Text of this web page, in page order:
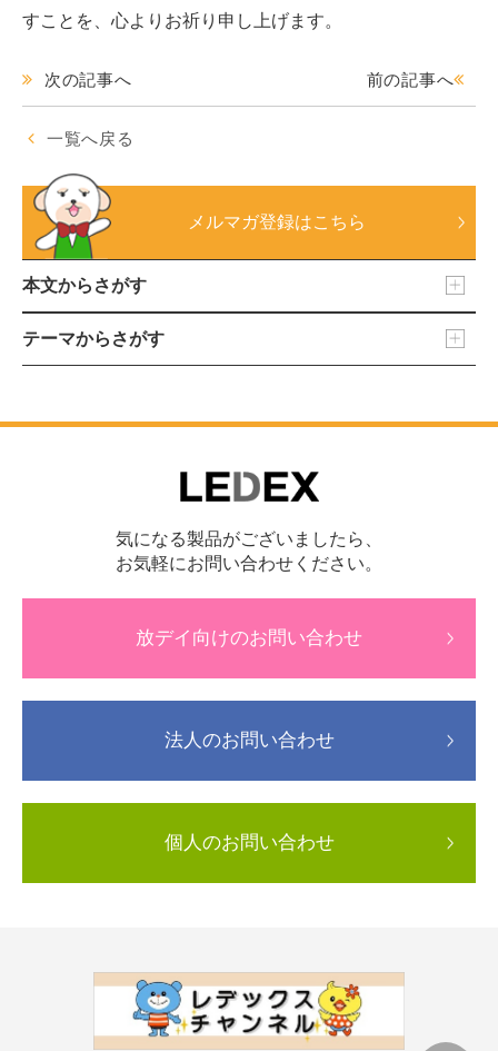
すことを、心よりお祈り申し上げます。
前の記事へ
次の記事へ
一覧へ戻る
メルマガ登録はこちら
本文からさがす
テーマからさがす
気になる製品がございましたら、
お気軽にお問い合わせください。
放デイ向けのお問い合わせ
法人のお問い合わせ
個人のお問い合わせ